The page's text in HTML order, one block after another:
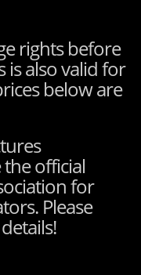
rights before
is also valid for
below are
official
for
Please